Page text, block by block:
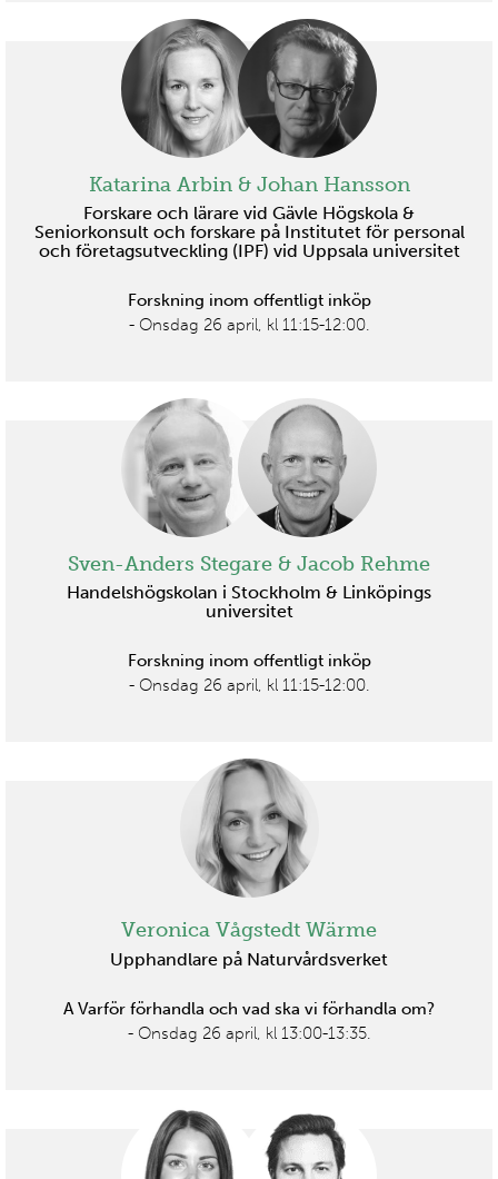
Katarina Arbin & Johan Hansson
Forskare och lärare vid Gävle Högskola &
Seniorkonsult och forskare på Institutet för personal
och företagsutveckling (IPF) vid Uppsala universitet
Forskning inom offentligt inköp
- Onsdag 26 april, kl 11:15-12:00.
Sven-Anders Stegare & Jacob Rehme
Handelshögskolan i Stockholm & Linköpings
universitet
Forskning inom offentligt inköp
- Onsdag 26 april, kl 11:15-12:00.
Veronica Vågstedt Wärme
Upphandlare på Naturvårdsverket
A Varför förhandla och vad ska vi förhandla om?
- Onsdag 26 april, kl 13:00-13:35.